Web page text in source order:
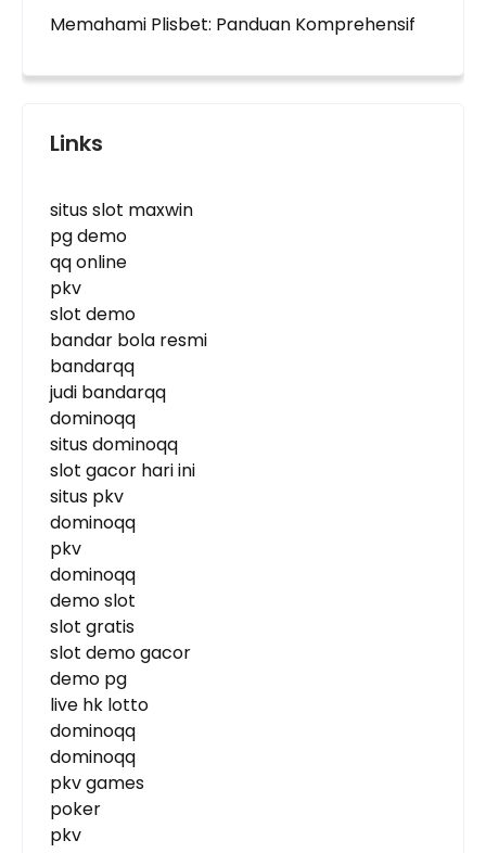
Memahami Plisbet: Panduan Komprehensif
Links
situs slot maxwin
pg demo
qq online
pkv
slot demo
bandar bola resmi
bandarqq
judi bandarqq
dominoqq
situs dominoqq
slot gacor hari ini
situs pkv
dominoqq
pkv
dominoqq
demo slot
slot gratis
slot demo gacor
demo pg
live hk lotto
dominoqq
dominoqq
pkv games
poker
pkv